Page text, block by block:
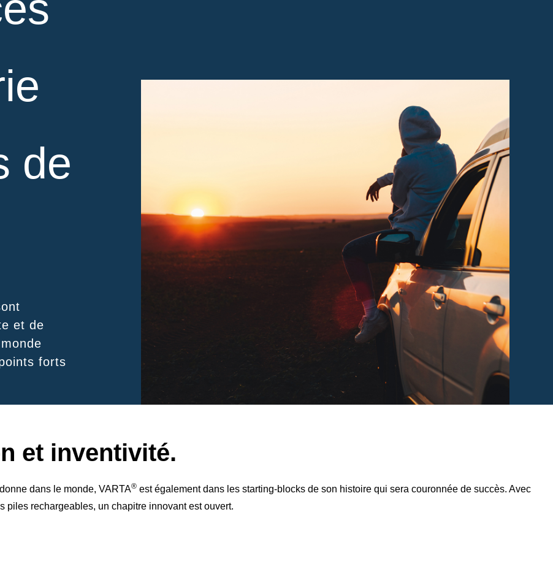
de
et de
forts
et inventivité.
dans le monde, VARTA® est également dans les starting-blocks de son histoire qui sera couronnée de succès. Avec
piles rechargeables, un chapitre innovant est ouvert.